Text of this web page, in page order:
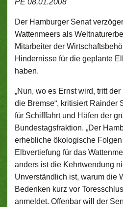
PE 08.01.2008
Der Hamburger Senat
Wattenmeers als
Mitarbeiter der
Hindernisse für die geplante
haben.
„Nun, wo es Ernst wird, tritt
die Bremse“, kritisiert Rainder
für Schifffahrt und Häfen der
Bundestagsfraktion. „Der
erhebliche ökologische
Elbvertiefung für das
anders ist die Kehrtwendung
Unverständlich ist, warum die
Bedenken kurz vor
anmeldet. Offenbar will der